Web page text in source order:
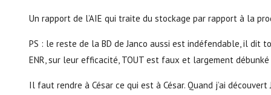
Un rapport de l’AIE qui traite du stockage par rapport à la
PS : le reste de la BD de Janco aussi est indéfendable, il dit
ENR, sur leur efficacité, TOUT est faux et largement
Il faut rendre à César ce qui est à César. Quand j’ai